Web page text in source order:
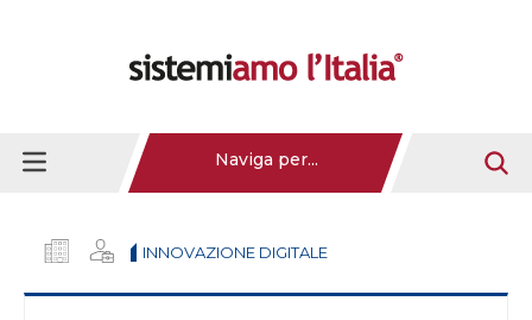
Naviga per...
INNOVAZIONE DIGITALE